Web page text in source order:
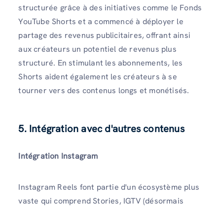
structurée grâce à des initiatives comme le Fonds
YouTube Shorts et a commencé à déployer le
partage des revenus publicitaires, offrant ainsi
aux créateurs un potentiel de revenus plus
structuré. En stimulant les abonnements, les
Shorts aident également les créateurs à se
tourner vers des contenus longs et monétisés.
5. Intégration avec d'autres contenus
Intégration Instagram
Instagram Reels font partie d'un écosystème plus
vaste qui comprend Stories, IGTV (désormais